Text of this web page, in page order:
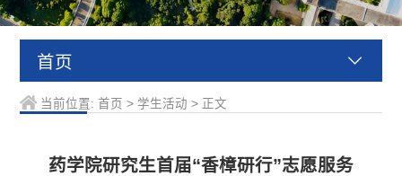
首页
当前位置: 首页 > 学生活动 > 正文
药学院研究生首届“香樟研行”志愿服务